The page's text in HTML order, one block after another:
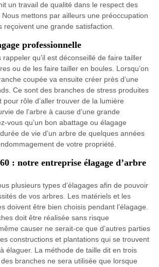
un travail de qualité dans le respect des
mettons par ailleurs une préoccupation
reçoivent une grande satisfaction.
professionnelle
qu’il est déconseillé de faire tailler
ou de les faire tailler en boules. Lorsqu’on
coupée va ensuite créer près d’une
Ce sont des branches de stress produites
pour rôle d’aller trouver de la lumière
de l’arbre à cause d’une grande
vous qu’un bon abattage ou élagage
de vie d’un arbre de quelques années
de votre propriété.
: notre entreprise élagage d’arbre
plusieurs types d’élagages afin de pouvoir
de vos arbres. Les matériels et les
doivent être bien choisis pendant l’élagage.
doit être réalisée sans risque
causer ne serait-ce que d’autres parties
constructions et plantations qui se trouvent
élaguer. La méthode de taille dit en trois
branches ne sera utilisée que lorsque